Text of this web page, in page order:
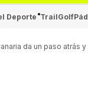
Deporte TrailGolf
da un paso